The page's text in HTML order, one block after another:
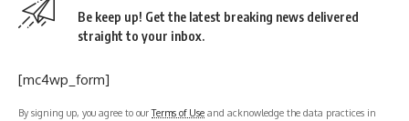
Be keep up! Get the latest breaking news delivered
straight to your inbox.
[mc4wp_form]
By signing up, you agree to ourTerms of Use and acknowledge the data practices in